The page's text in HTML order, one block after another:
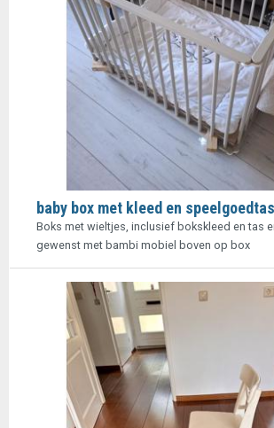
baby box met kleed en speelgoedtas
Boks met wieltjes, inclusief bokskleed en tas
gewenst met bambi mobiel boven op box